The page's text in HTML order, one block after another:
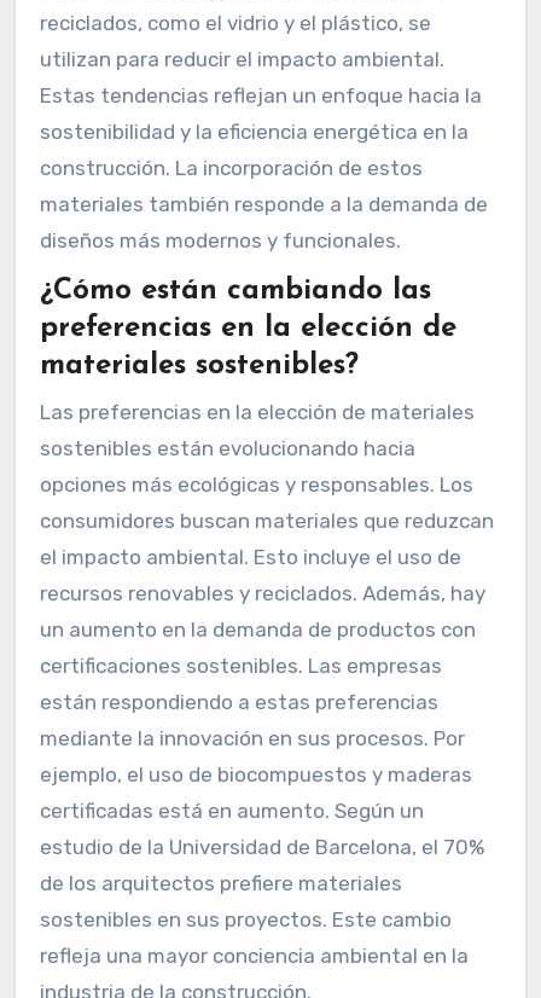
reciclados, como el vidrio y el plástico, se
utilizan para reducir el impacto ambiental.
Estas tendencias reflejan un enfoque hacia la
sostenibilidad y la eficiencia energética en la
construcción. La incorporación de estos
materiales también responde a la demanda de
diseños más modernos y funcionales.
¿Cómo están cambiando las
preferencias en la elección de
materiales sostenibles?
Las preferencias en la elección de materiales
sostenibles están evolucionando hacia
opciones más ecológicas y responsables. Los
consumidores buscan materiales que reduzcan
el impacto ambiental. Esto incluye el uso de
recursos renovables y reciclados. Además, hay
un aumento en la demanda de productos con
certificaciones sostenibles. Las empresas
están respondiendo a estas preferencias
mediante la innovación en sus procesos. Por
ejemplo, el uso de biocompuestos y maderas
certificadas está en aumento. Según un
estudio de la Universidad de Barcelona, el 70%
de los arquitectos prefiere materiales
sostenibles en sus proyectos. Este cambio
refleja una mayor conciencia ambiental en la
industria de la construcción.